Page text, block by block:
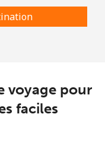
voyage pour
faciles